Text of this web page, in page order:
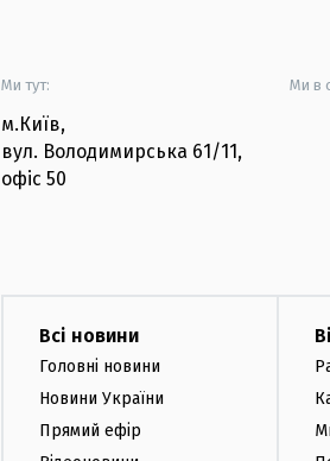
Ми тут:
м.Київ,
вул. Володимирська 61/11,
офіс 50
Ми в
Всі новини
Головні новини
Новини України
Прямий ефір